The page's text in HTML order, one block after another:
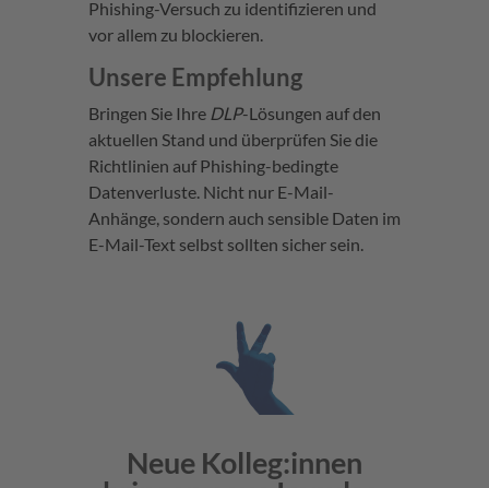
Phishing-Versuch zu identifizieren und
vor allem zu blockieren.
Unsere Empfehlung
Bringen Sie Ihre DLP-Lösungen auf den
aktuellen Stand und überprüfen Sie die
Richtlinien auf Phishing-bedingte
Datenverluste. Nicht nur E-Mail-
Anhänge, sondern auch sensible Daten im
E-Mail-Text selbst sollten sicher sein.
Neue Kolleg:innen